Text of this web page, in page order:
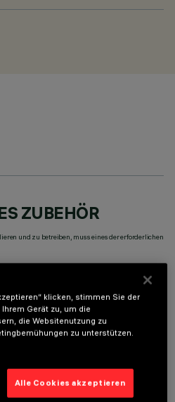
ZUBEHÖR
und zu betreiben, muss eines der erforderlichen
klicken, stimmen Sie der
Gerät zu, um die
die Websitenutzung zu
zu unterstützen.
Alle Cookies akzeptieren